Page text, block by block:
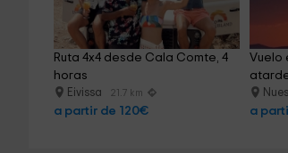
Ruta 4x4 desde Cala Comte, 4
horas
Eivissa 21.7 km
a partir de 120€
Vuelo
a